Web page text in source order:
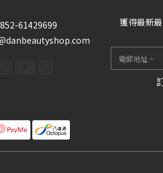
852-61429699
獲得最新